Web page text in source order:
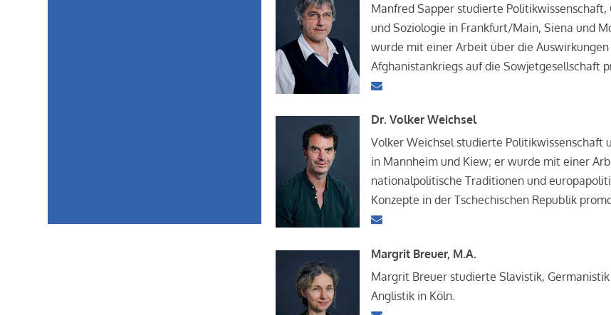
Manfred Sapper studierte Politikwissenschaft,
und Soziologie in Frankfurt/Main, Siena und
wurde mit einer Arbeit über die Auswirkungen
Afghanistankriegs auf die Sowjetgesellschaft
Dr. Volker Weichsel
Volker Weichsel studierte Politikwissenschaft
in Mannheim und Kiew; er wurde mit einer
nationalpolitische Traditionen und
Konzepte in der Tschechischen Republik
Margrit Breuer, M.A.
Margrit Breuer studierte Slavistik,
Anglistik in Köln.